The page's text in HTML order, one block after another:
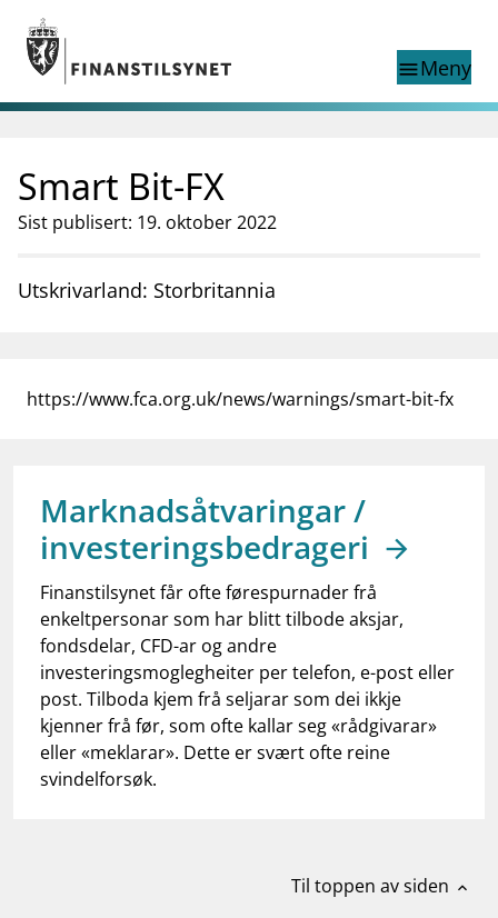
Gå til hovedinnhold
Gå til søkesiden
menuMeny
nettstedet
English
English home page
Tilsyn
Finanstilsynets registre
business Om Finanstilsynet
work_outlineJobb hos oss
dashboard Informasjon for investorer
notifications_noneAbonner på nyhetsvarsel
Smart Bit-FX
Sist publisert: 19. oktober 2022
Utskrivarland: Storbritannia
https://www.fca.org.uk/news/warnings/smart-bit-fx
Marknadsåtvaringar /
investeringsbedrageri
Finanstilsynet får ofte førespurnader frå
enkeltpersonar som har blitt tilbode aksjar,
fondsdelar, CFD-ar og andre
investeringsmoglegheiter per telefon, e-post eller
post. Tilboda kjem frå seljarar som dei ikkje
kjenner frå før, som ofte kallar seg «rådgivarar»
eller «meklarar». Dette er svært ofte reine
svindelforsøk.
Til toppen av siden expand_less